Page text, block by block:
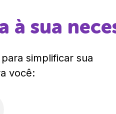
à sua
simplificar sua
você: